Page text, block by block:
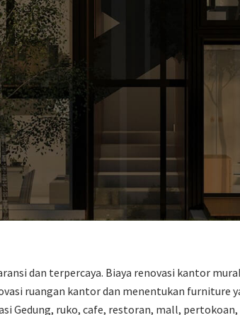
dan terpercaya. Biaya renovasi kantor
ruangan kantor dan menentukan furniture
Gedung, ruko, cafe, restoran, mall,